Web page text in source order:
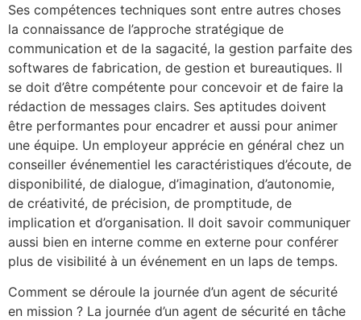
Ses compétences techniques sont entre autres choses
la connaissance de l’approche stratégique de
communication et de la sagacité, la gestion parfaite des
softwares de fabrication, de gestion et bureautiques. Il
se doit d’être compétente pour concevoir et de faire la
rédaction de messages clairs. Ses aptitudes doivent
être performantes pour encadrer et aussi pour animer
une équipe. Un employeur apprécie en général chez un
conseiller événementiel les caractéristiques d’écoute, de
disponibilité, de dialogue, d’imagination, d’autonomie,
de créativité, de précision, de promptitude, de
implication et d’organisation. Il doit savoir communiquer
aussi bien en interne comme en externe pour conférer
plus de visibilité à un événement en un laps de temps.
Comment se déroule la journée d’un agent de sécurité
en mission ? La journée d’un agent de sécurité en tâche